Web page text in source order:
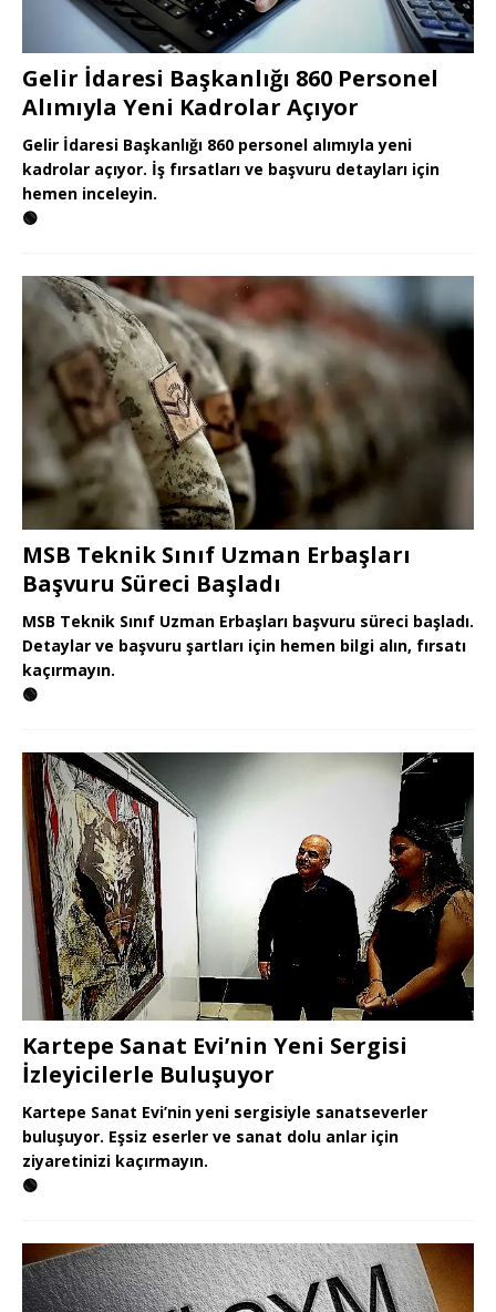
Gelir İdaresi Başkanlığı 860 Personel
Alımıyla Yeni Kadrolar Açıyor
Gelir İdaresi Başkanlığı 860 personel alımıyla yeni
kadrolar açıyor. İş fırsatları ve başvuru detayları için
hemen inceleyin.
🟢
MSB Teknik Sınıf Uzman Erbaşları
Başvuru Süreci Başladı
MSB Teknik Sınıf Uzman Erbaşları başvuru süreci başladı.
Detaylar ve başvuru şartları için hemen bilgi alın, fırsatı
kaçırmayın.
🟢
Kartepe Sanat Evi’nin Yeni Sergisi
İzleyicilerle Buluşuyor
Kartepe Sanat Evi’nin yeni sergisiyle sanatseverler
buluşuyor. Eşsiz eserler ve sanat dolu anlar için
ziyaretinizi kaçırmayın.
🟢